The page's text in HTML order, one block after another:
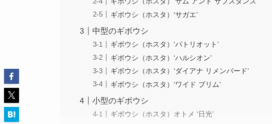
ギボウシ（ホスタ）‘サガエ’
中型のギボウシ
ギボウシ（ホスタ）‘パトリオット’
ギボウシ（ホスタ）‘ハルシオン’
ギボウシ（ホスタ）‘ダイアナ リメンバード’
ギボウシ（ホスタ）‘ワイド ブリム’
小型のギボウシ
ギボウシ（ホスタ）オトメ ‘日光’